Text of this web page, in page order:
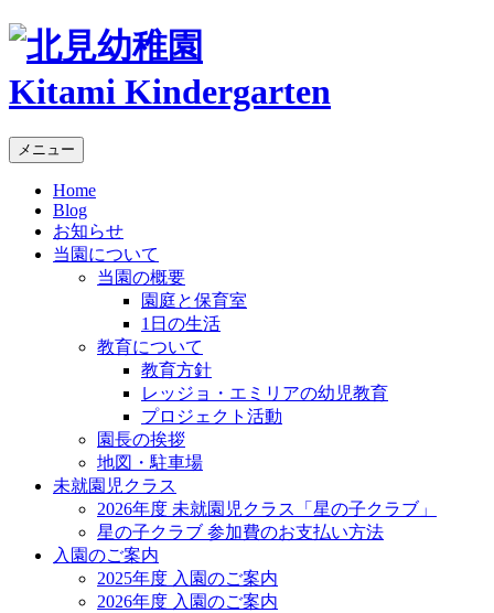
Kitami Kindergarten
メニュー
Home
Blog
お知らせ
当園について
当園の概要
園庭と保育室
1日の生活
教育について
教育方針
レッジョ・エミリアの幼児教育
プロジェクト活動
園長の挨拶
地図・駐車場
未就園児クラス
2026年度 未就園児クラス「星の子クラブ」
星の子クラブ 参加費のお支払い方法
入園のご案内
2025年度 入園のご案内
2026年度 入園のご案内